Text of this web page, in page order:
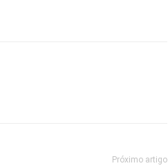
Próximo artigo